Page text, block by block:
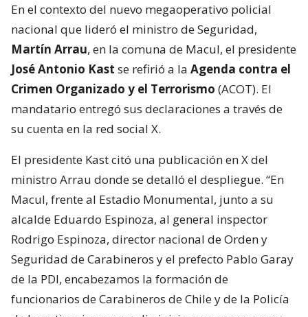
En el contexto del nuevo megaoperativo policial
nacional que lideró el ministro de Seguridad,
Martín Arrau, en la comuna de Macul, el presidente
José Antonio Kast se refirió a la Agenda contra el
Crimen Organizado y el Terrorismo (ACOT). El
mandatario entregó sus declaraciones a través de
su cuenta en la red social X.
El presidente Kast citó una publicación en X del
ministro Arrau donde se detalló el despliegue. “En
Macul, frente al Estadio Monumental, junto a su
alcalde Eduardo Espinoza, al general inspector
Rodrigo Espinoza, director nacional de Orden y
Seguridad de Carabineros y el prefecto Pablo Garay
de la PDI, encabezamos la formación de
funcionarios de Carabineros de Chile y de la Policía